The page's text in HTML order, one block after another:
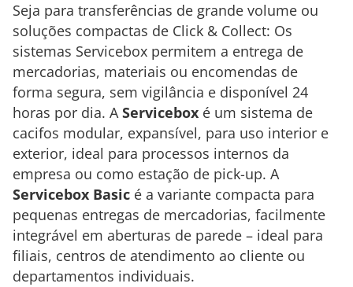
Seja para transferências de grande volume ou
soluções compactas de Click & Collect: Os
sistemas Servicebox permitem a entrega de
mercadorias, materiais ou encomendas de
forma segura, sem vigilância e disponível 24
horas por dia. AServicebox é um sistema de
cacifos modular, expansível, para uso interior e
exterior, ideal para processos internos da
empresa ou como estação de pick-up. A
Servicebox Basic é a variante compacta para
pequenas entregas de mercadorias, facilmente
integrável em aberturas de parede – ideal para
filiais, centros de atendimento ao cliente ou
departamentos individuais.